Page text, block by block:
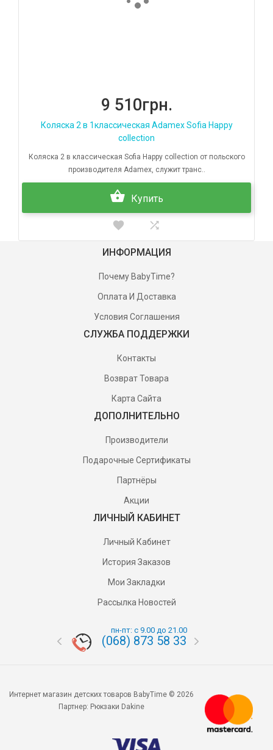
9 510грн.
Коляска 2 в 1классическая Adamex Sofia Happy
collection
Коляска 2 в классическая Sofia Happy collection от польского
производителя Adamex, служит транс..
Купить
ИНФОРМАЦИЯ
Почему BabyTime?
Оплата И Доставка
Условия Соглашения
СЛУЖБА ПОДДЕРЖКИ
Контакты
Возврат Товара
Карта Сайта
ДОПОЛНИТЕЛЬНО
Производители
Подарочные Сертификаты
Партнёры
Акции
ЛИЧНЫЙ КАБИНЕТ
Личный Кабинет
История Заказов
Мои Закладки
Рассылка Новостей
пн-пт: с 9.00 до 21.00
(068) 873 58 33
Интернет магазин детских товаров BabyTime © 2026
Партнер: Рюкзаки Dakine